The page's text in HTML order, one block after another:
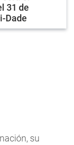
31 de
Dade
su